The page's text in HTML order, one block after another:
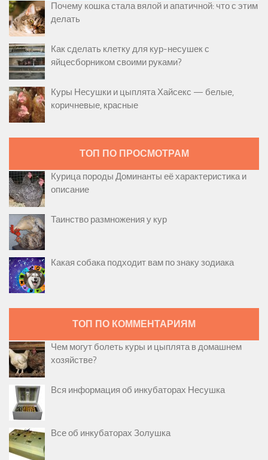
Почему кошка стала вялой и апатичной: что с этим
делать
Как сделать клетку для кур-несушек с
яйцесборником своими руками?
Куры Несушки и цыплята Хайсекс — белые,
коричневые, красные
ТОП ПО ПРОСМОТРАМ
Курица породы Доминанты её характеристика и
описание
Таинство размножения у кур
Какая собака подходит вам по знаку зодиака
ТОП ПО КОММЕНТАРИЯМ
Чем могут болеть куры и цыплята в домашнем
хозяйстве?
Вся информация об инкубаторах Несушка
Все об инкубаторах Золушка